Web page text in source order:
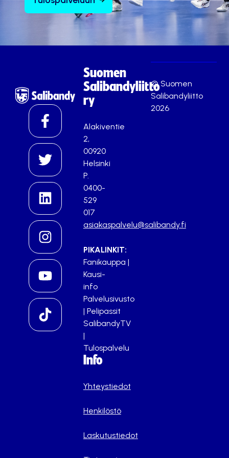
Suomen
Salibandyliitto
ry
Alakiventie
2,
00920
Helsinki
P.
0400-
529
017
asiakaspalvelu@salibandy.fi
PIKALINKIT:
Fanikauppa |
Kausi-
info
Palvelusivusto
| Pelipassit
SalibandyTV
|
Tulospalvelu
Info
Yhteystiedot
Henkilöstö
Laskutustiedot
© Suomen
Salibandyliitto
2026